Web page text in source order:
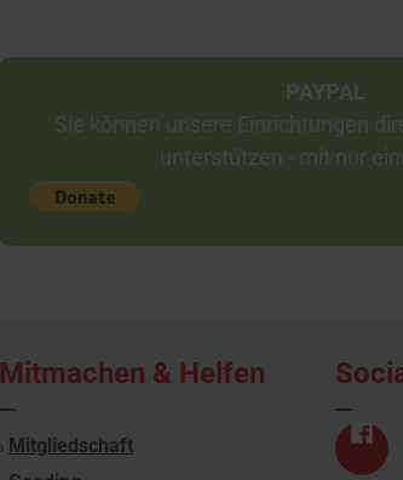
PAYPAL
Sie können unsere Einrichtungen
unterstützen - mit nur
Mitmachen & Helfen
Mitgliedschaft